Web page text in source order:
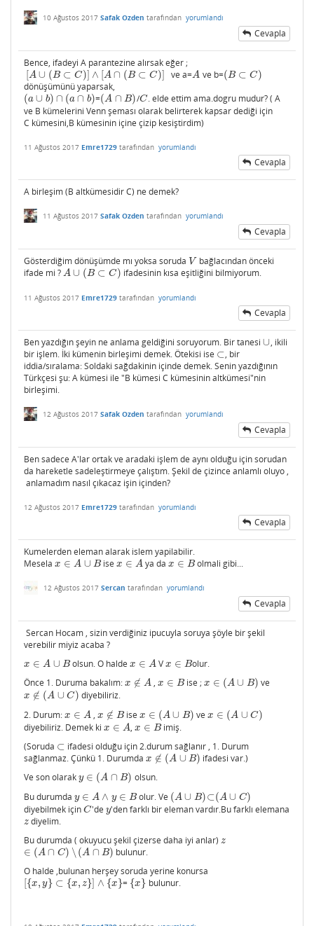
10 Ağustos 2017 Safak Ozden tarafından yorumlandı
Cevapla
Bence, ifadeyi A parantezine alırsak eğer ;
[A ∪ ( B ⊂ C)] ∧ [A ∩ ( B ⊂ C)]
A∪(B ⊂C )]∧ [A∩ B⊂ C)] ve a=A
A ve b=( B ⊂ C)
(B⊂ C)
dönüşümünü yaparsak,
(a ∪ b) ∩ (a ∩ b)
(a∪b ∩( a∩ b) =(A ∩ B)
(A∩B) /C
C . elde ettim ama.dogru mudur? ( A
ve B kümelerini Venn şeması olarak belirterek kapsar dediği için
C kümesini,B kümesinin içine çizip kesiştirdim)
11 Ağustos 2017 Emre1729 tarafından yorumlandı
Cevapla
A birleşim (B altkümesidir C) ne demek?
11 Ağustos 2017 Safak Ozden tarafından yorumlandı
Cevapla
Gösterdiğim dönüşümde mı yoksa soruda V
V bağlacından önceki
ifade mi ? A ∪ (B ⊂ C)
A∪(B ⊂C ) ifadesinin kısa eşitliğini bilmiyorum.
11 Ağustos 2017 Emre1729 tarafından yorumlandı
Cevapla
Ben yazdığın şeyin ne anlama geldiğini soruyorum. Bir tanesi ∪
∪, ikili
bir işlem. İki kümenin birleşimi demek. Ötekisi ise ⊂
⊂, bir
iddia/sıralama: Soldaki sağdakinin içinde demek. Senin yazdığının
Türkçesi şu: A kümesi ile "B kümesi C kümesinin altkümesi"nin
birleşimi.
12 Ağustos 2017 Safak Ozden tarafından yorumlandı
Cevapla
Ben sadece A'lar ortak ve aradaki işlem de aynı olduğu için sorudan
da hareketle sadeleştirmeye çalıştım. Şekil de çizince anlamlı oluyo ,
anlamadım nasıl çıkacaz işin içinden?
12 Ağustos 2017 Emre1729 tarafından yorumlandı
Cevapla
Kumelerden eleman alarak islem yapilabilir.
Mesela x ∈ A ∪ B
x∈A ∪B isex ∈ A
x∈A ya dax ∈ B
x∈B olmali gibi...
12 Ağustos 2017 Sercan tarafından yorumlandı
Cevapla
Sercan Hocam , sizin verdiğiniz ipucuyla soruya şöyle bir şekil
verebilir miyiz acaba ?
x ∈ A ∪ B
x∈A ∪B olsun. O haldex ∈ A
x∈A Vx ∈ B
x∈B
olur.
Önce 1. Duruma bakalım: x ∉ A
x∉A , x ∈ B
x∈B ise ; x ∈ (A ∪ B)
x∈(A ∪B) ve
x ∉ (A ∪ C)
x∉(A ∪C )
diyebiliriz.
2. Durum: x ∈ A
x∈A , x ∉ B
x∉B ise x ∈ (A ∪ B)
x∈(A ∪B) vex ∈ (A ∪ C)
x∈(A∪C )
diyebiliriz. Demek ki x ∈ A
x∈A , x ∈ B
x∈B
imiş.
(Soruda ⊂
⊂ ifadesi olduğu için 2.durum sağlanır , 1. Durum
sağlanmaz. Çünkü 1. Durumda x ∉ (A ∪ B)
x∉(A ∪B )
ifadesi var.)
Ve son olarak y ∈ (A ∩ B)
y∈( A∩B )
olsun.
Bu durumda y ∈ A
y∈A ∧
∧ y ∈ B
y∈B olur. Ve (A ∪ B)
(A∪B ⊂
⊂(A ∪ C)
(A∪C)
diyebilmek için C
C 'dey
y'den farklı bir eleman vardır.Bu farklı elemana
z
z diyelim.
Bu durumda ( okuyucu şekil çizerse daha iyi anlar) z
z
∈ (A ∩ C) ∖ (A ∩ B)
∈ A∩C) ∖(A∩B)
bulunur.
O halde ,bulunan herşey soruda yerine konursa
[{x, y} ⊂ {x, z}] ∧ {x}
{x,y}⊂{ x,z }]∧{x} = {x}
{x} bulunur.